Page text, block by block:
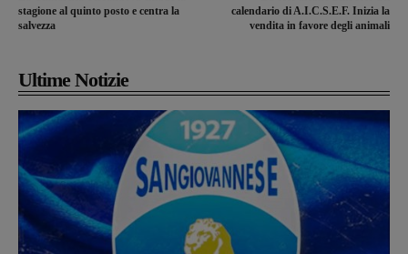
stagione al quinto posto e centra la
salvezza
calendario di A.I.C.S.E.F. Inizia la
vendita in favore degli animali
Ultime Notizie